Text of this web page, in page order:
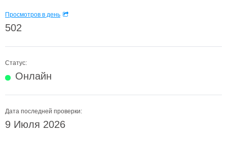
Просмотров в день
502
Статус:
Онлайн
Дата последней проверки:
9 Июля 2026